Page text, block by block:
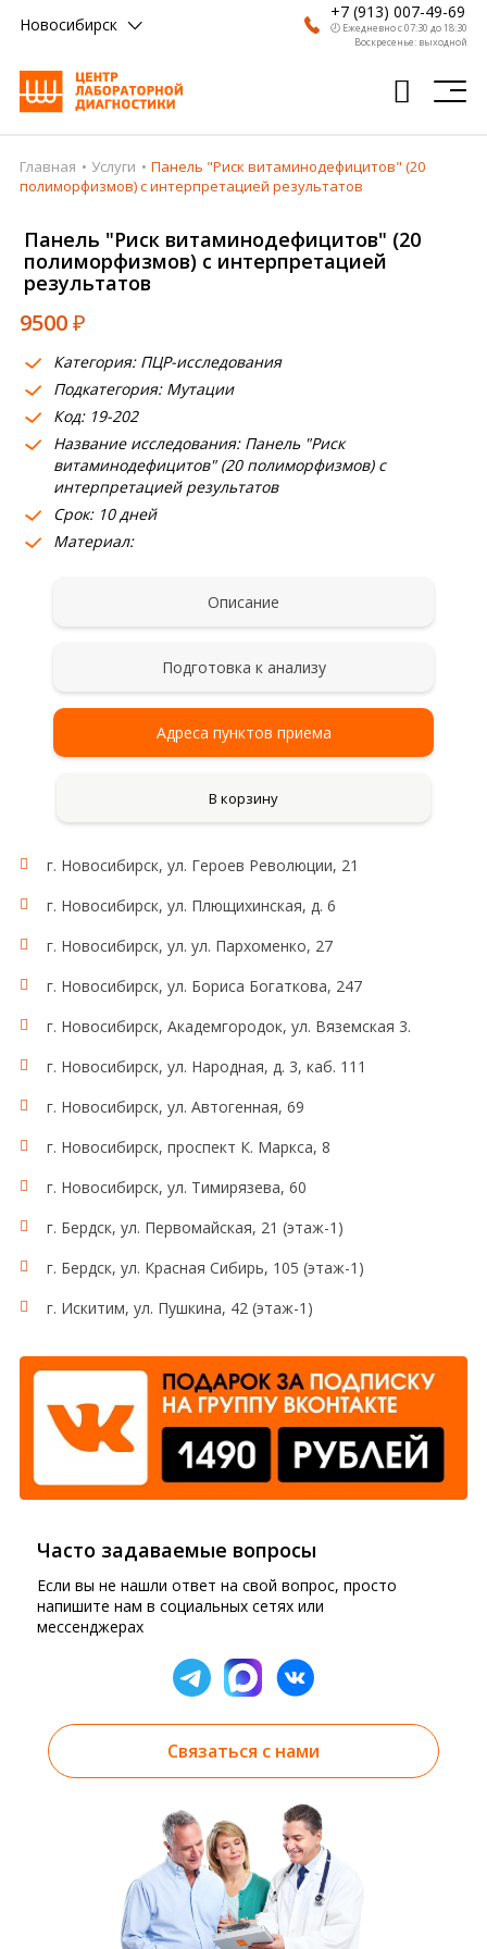
Новосибирск
+7 (913) 007-49-69
🕗 Ежедневно с 07:30 до 18:30
Воскресенье: выходной
Главная
Врачи
Получить результат
Пациентам
О компании
Где сдать
Партнерам
Главная Услуги
Панель "Риск витаминодефицитов" (20
полиморфизмов) с интерпретацией результатов
Панель "Риск витаминодефицитов" (20
полиморфизмов) с интерпретацией
результатов
9500₽
Категория: ПЦР-исследования
Подкатегория: Мутации
Код: 19-202
Название исследования: Панель "Риск
витаминодефицитов" (20 полиморфизмов) с
интерпретацией результатов
Срок: 10 дней
Материал:
Описание
Подготовка к анализу
Адреса пунктов приема
В корзину
г. Новосибирск, ул. Героев Революции, 21
г. Новосибирск, ул. Плющихинская, д. 6
г. Новосибирск, ул. ул. Пархоменко, 27
г. Новосибирск, ул. Бориса Богаткова, 247
г. Новосибирск, Академгородок, ул. Вяземская 3.
г. Новосибирск, ул. Народная, д. 3, каб. 111
г. Новосибирск, ул. Автогенная, 69
г. Новосибирск, проспект К. Маркса, 8
г. Новосибирск, ул. Тимирязева, 60
г. Бердск, ул. Первомайская, 21 (этаж-1)
г. Бердск, ул. Красная Сибирь, 105 (этаж-1)
г. Искитим, ул. Пушкина, 42 (этаж-1)
Часто задаваемые вопросы
Если вы не нашли ответ на свой вопрос, просто
напишите нам в социальных сетях или
мессенджерах
Связаться с нами